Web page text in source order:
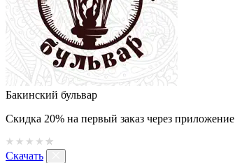
Бакинский бульвар
Скидка 20% на первый заказ через приложение
Скачать